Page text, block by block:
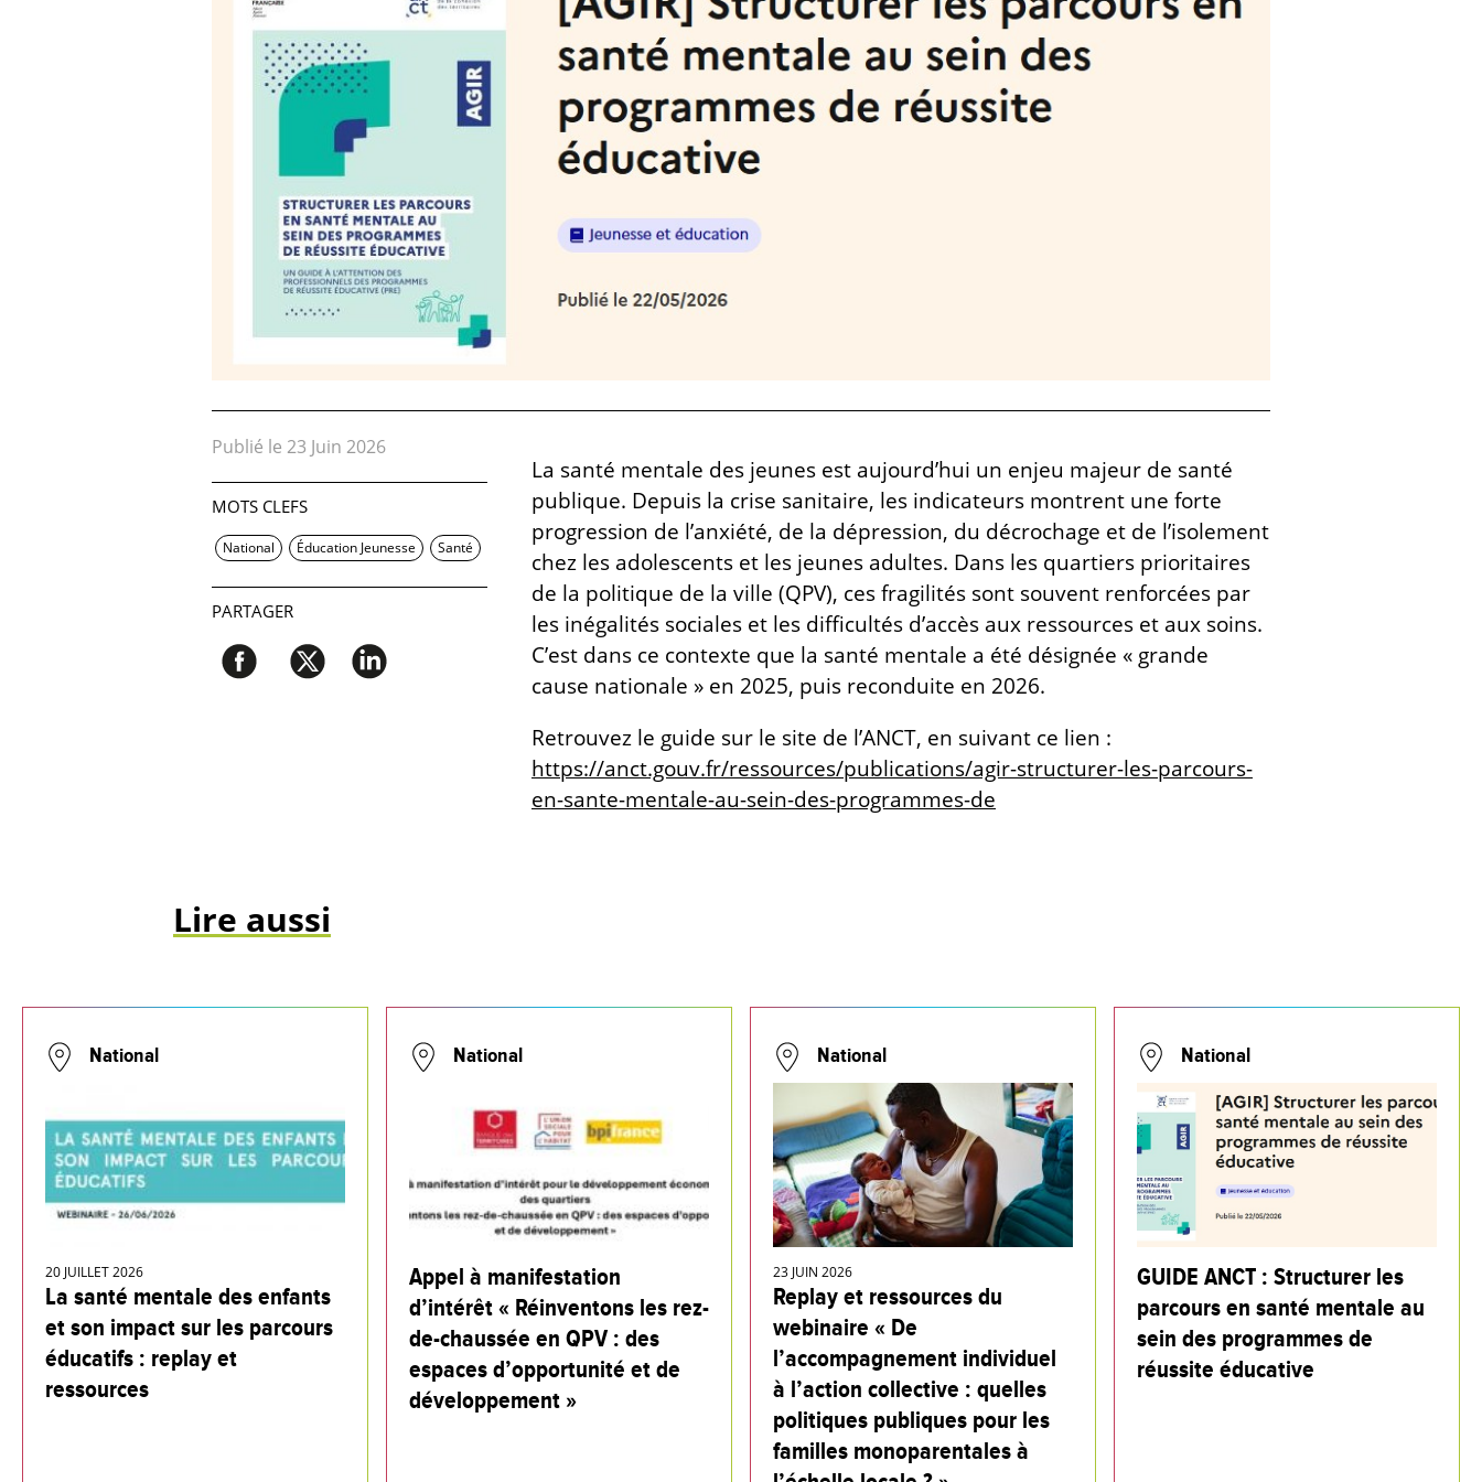
La santé mentale des jeunes est aujourd’hui un enjeu majeur de santé
publique. Depuis la crise sanitaire, les indicateurs montrent une forte
progression de l’anxiété, de la dépression, du décrochage et de l’isolement
chez les adolescents et les jeunes adultes. Dans les quartiers prioritaires
de la politique de la ville (QPV), ces fragilités sont souvent renforcées par
les inégalités sociales et les difficultés d’accès aux ressources et aux soins.
C’est dans ce contexte que la santé mentale a été désignée « grande
cause nationale » en 2025, puis reconduite en 2026.
Retrouvez le guide sur le site de l’ANCT, en suivant ce lien :
https://anct.gouv.fr/ressources/publications/agir-structurer-les-parcours-
en-sante-mentale-au-sein-des-programmes-de
Publié le 23 Juin 2026
MOTS CLEFS
National Éducation Jeunesse Santé
PARTAGER
Lire aussi
National
20 JUILLET 2026
La santé mentale des enfants
et son impact sur les parcours
éducatifs : replay et
ressources
National
Appel à manifestation
d’intérêt « Réinventons les rez-
de-chaussée en QPV : des
espaces d’opportunité et de
développement »
National
23 JUIN 2026
Replay et ressources du
webinaire « De
l’accompagnement individuel
à l’action collective : quelles
politiques publiques pour les
familles monoparentales à
National
GUIDE ANCT : Structurer les
parcours en santé mentale au
sein des programmes de
réussite éducative